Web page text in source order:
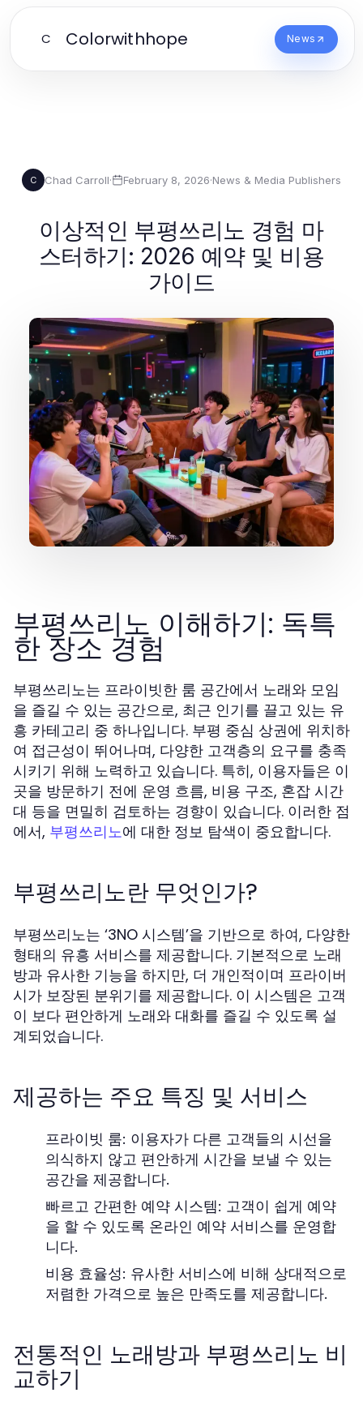
C Colorwithhope News
C Chad Carroll· February 8, 2026·News & Media Publishers
이상적인 부평쓰리노 경험 마
스터하기: 2026 예약 및 비용
가이드
부평쓰리노 이해하기: 독특
한 장소 경험
부평쓰리노는 프라이빗한 룸 공간에서 노래와 모임
을 즐길 수 있는 공간으로, 최근 인기를 끌고 있는 유
흥 카테고리 중 하나입니다. 부평 중심 상권에 위치하
여 접근성이 뛰어나며, 다양한 고객층의 요구를 충족
시키기 위해 노력하고 있습니다. 특히, 이용자들은 이
곳을 방문하기 전에 운영 흐름, 비용 구조, 혼잡 시간
대 등을 면밀히 검토하는 경향이 있습니다. 이러한 점
에서, 부평쓰리노에 대한 정보 탐색이 중요합니다.
부평쓰리노란 무엇인가?
부평쓰리노는 ‘3NO 시스템’을 기반으로 하여, 다양한
형태의 유흥 서비스를 제공합니다. 기본적으로 노래
방과 유사한 기능을 하지만, 더 개인적이며 프라이버
시가 보장된 분위기를 제공합니다. 이 시스템은 고객
이 보다 편안하게 노래와 대화를 즐길 수 있도록 설
계되었습니다.
제공하는 주요 특징 및 서비스
프라이빗 룸: 이용자가 다른 고객들의 시선을
의식하지 않고 편안하게 시간을 보낼 수 있는
공간을 제공합니다.
빠르고 간편한 예약 시스템: 고객이 쉽게 예약
을 할 수 있도록 온라인 예약 서비스를 운영합
니다.
비용 효율성: 유사한 서비스에 비해 상대적으로
저렴한 가격으로 높은 만족도를 제공합니다.
전통적인 노래방과 부평쓰리노 비
교하기